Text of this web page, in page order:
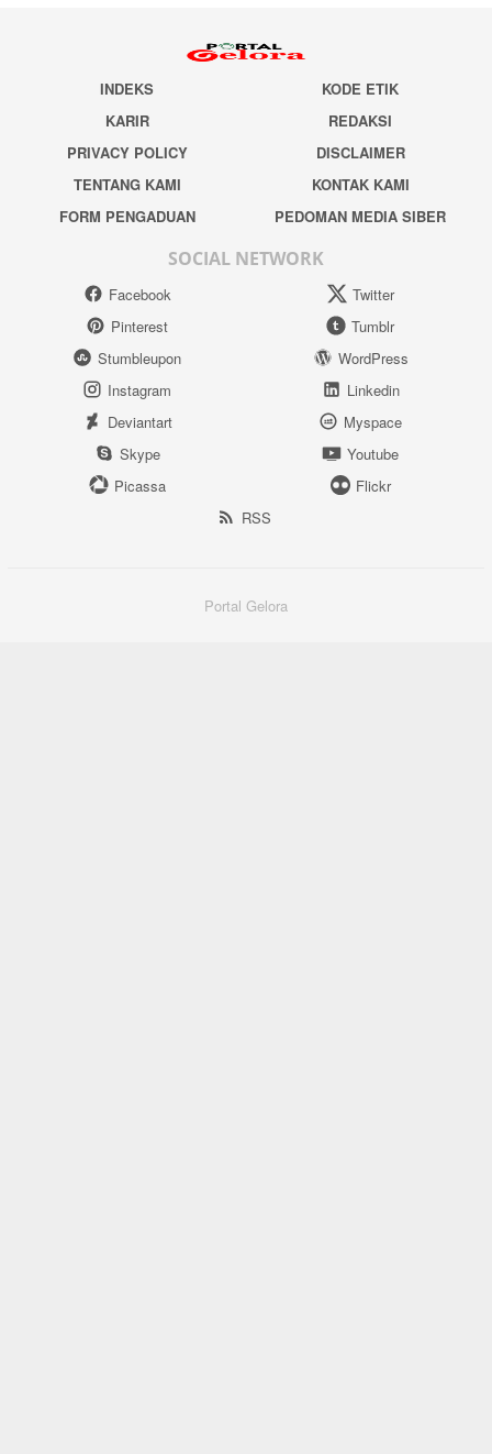
INDEKS
KODE ETIK
KARIR
REDAKSI
PRIVACY POLICY
DISCLAIMER
TENTANG KAMI
KONTAK KAMI
FORM PENGADUAN
PEDOMAN MEDIA SIBER
SOCIAL NETWORK
Facebook
Twitter
Pinterest
Tumblr
Stumbleupon
WordPress
Instagram
Linkedin
Deviantart
Myspace
Skype
Youtube
Picassa
Flickr
RSS
Portal Gelora